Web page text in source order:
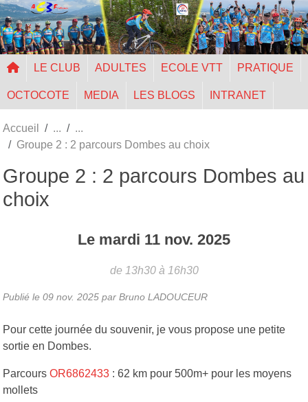
LE CLUB ADULTES ECOLE VTT PRATIQUE
OCTOCOTE MEDIA LES BLOGS INTRANET
Accueil
Groupe 2 : 2 parcours Dombes au choix
Groupe 2 : 2 parcours Dombes au
choix
Le mardi 11 nov. 2025
de 13h30 à 16h30
Publié le 09 nov. 2025 par Bruno LADOUCEUR
Pour cette journée du souvenir, je vous propose une petite
sortie en Dombes.
Parcours OR6862433 : 62 km pour 500m+ pour les moyens
mollets
Panneau de gestion des cookies